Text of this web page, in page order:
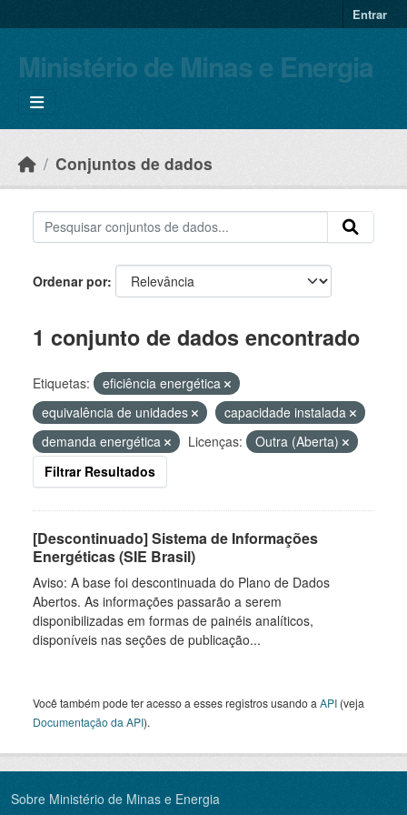
Entrar
Ministério de Minas e Energia
Conjuntos de dados
Ordenar por
1 conjunto de dados encontrado
Etiquetas:
eficiência energética
equivalência de unidades
capacidade instalada
demanda energética
Licenças:
Outra (Aberta)
Filtrar Resultados
[Descontinuado] Sistema de Informações
Energéticas (SIE Brasil)
Aviso: A base foi descontinuada do Plano de Dados
Abertos. As informações passarão a serem
disponibilizadas em formas de painéis analíticos,
disponíveis nas seções de publicação...
Você também pode ter acesso a esses registros usando a API (veja
Documentação da API).
Sobre Ministério de Minas e Energia